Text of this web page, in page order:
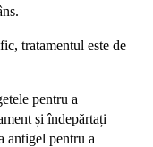
tratamentul este de
pentru a
și îndepărtați
antigel pentru a